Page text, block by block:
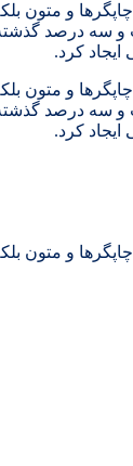
و متون
و سه درصد
کرد.
و متون
و سه درصد
کرد.
و متون